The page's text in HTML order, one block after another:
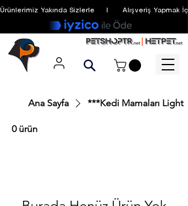
Ürünlerimiz Yakında Sizlerle     I      Alışveriş
Ana Sayfa ***Kedi Mamaları Light
0 ürün